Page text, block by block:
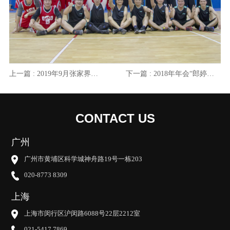
上一篇 : 2019年9月张家界秋游 下一篇 : 2018年年会“郎婷杯“篮球赛
CONTACT US
广州
广州市黄埔区科学城神舟路19号一栋203
020-8773 8309
上海
上海市闵行区沪闵路6088号22层2212室